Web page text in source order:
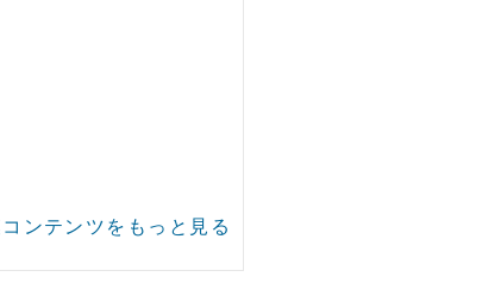
ンテンツをもっと見る